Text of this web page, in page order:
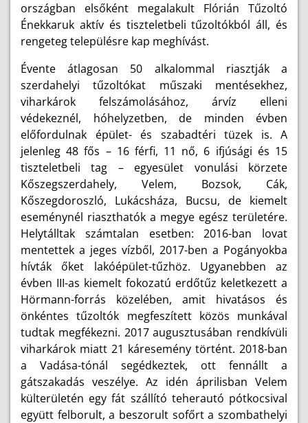
országban elsőként megalakult Flórián Tűzoltó
Énekkaruk aktív és tiszteletbeli tűzoltókból áll, és
rengeteg településre kap meghívást.
Évente átlagosan 50 alkalommal riasztják a
szerdahelyi tűzoltókat műszaki mentésekhez,
viharkárok felszámolásához, árvíz elleni
védekeznél, hóhelyzetben, de minden évben
előfordulnak épület- és szabadtéri tüzek is. A
jelenleg 48 fős – 16 férfi, 11 nő, 6 ifjúsági és 15
tiszteletbeli tag – egyesület vonulási körzete
Kőszegszerdahely, Velem, Bozsok, Cák,
Kőszegdoroszló, Lukácsháza, Bucsu, de kiemelt
eseménynél riaszthatók a megye egész területére.
Helytálltak számtalan esetben: 2016-ban lovat
mentettek a jeges vízből, 2017-ben a Pogányokba
hívták őket lakóépület-tűzhöz. Ugyanebben az
évben III-as kiemelt fokozatú erdőtűz keletkezett a
Hörmann-forrás közelében, amit hivatásos és
önkéntes tűzoltók megfeszített közös munkával
tudtak megfékezni. 2017 augusztusában rendkívüli
viharkárok miatt 21 káresemény történt. 2018-ban
a Vadása-tónál segédkeztek, ott fennállt a
gátszakadás veszélye. Az idén áprilisban Velem
külterületén egy fát szállító teherautó pótkocsival
együtt felborult, a beszorult sofőrt a szombathelyi